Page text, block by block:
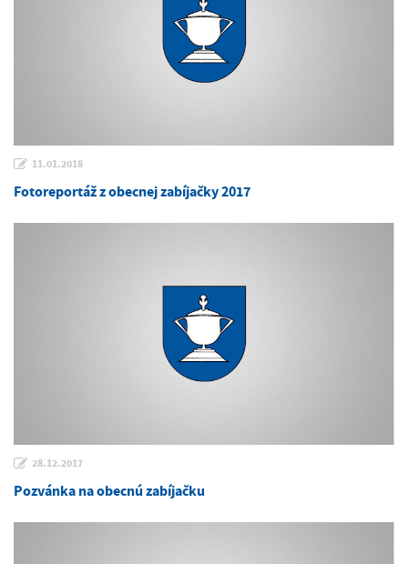
11.01.2018
Fotoreportáž z obecnej zabíjačky 2017
28.12.2017
Pozvánka na obecnú zabíjačku